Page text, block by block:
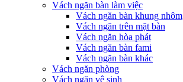
Vách ngăn bàn làm việc
Vách ngăn bàn khung nhôm
Vách ngăn trên mặt bàn
Vách ngăn hòa phát
Vách ngăn bàn fami
Vách ngăn bàn khác
Vách ngăn phòng
Vách ngăn vệ sinh